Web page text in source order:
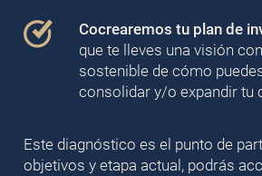
Cocrearemos tu plan de
que te lleves una visión
sostenible de cómo
consolidar y/o expandir tu
Este diagnóstico es el punto de
objetivos y etapa actual, podrás